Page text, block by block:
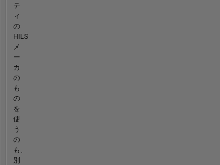
テ
ィ
の
HILS
メ
ー
カ
の
も
の
を
使
う
の
も、
別